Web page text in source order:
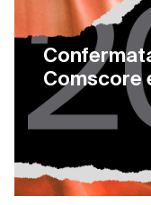
Comscore